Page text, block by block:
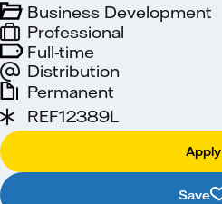
Full-time
Distribution
Business Development
Professional
Permanent
REF12389L
Apply
Save